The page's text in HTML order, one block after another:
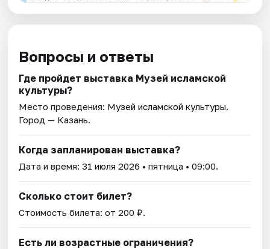
Вопросы и ответы
Где пройдет выставка Музей исламской
культуры?
Место проведения: Музей исламской культуры.
Город — Казань.
Когда запланирован выставка?
Дата и время:31 июля 2026 • пятница • 09:00.
Сколько стоит билет?
Стоимость билета: от 200 ₽.
Есть ли возрастные ограничения?